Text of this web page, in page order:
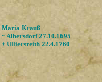
Maria Krauß
~ Albersdorf 27.10.1695
† Ulliersreith 22.4.1760